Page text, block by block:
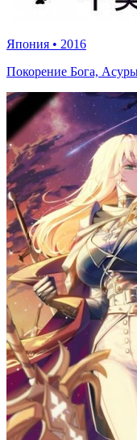
Япония • 2016
Покорение Бога,